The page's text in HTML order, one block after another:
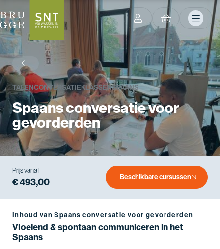
Prijs vanaf
€ 493,00 Beschikbare cursussen
terug
TALENCONVERSATIEKLASSENSPAANS
Spaans conversatie voor
gevorderden
Inhoud van Spaans conversatie voor gevorderden
Vloeiend & spontaan communiceren in het
Spaans